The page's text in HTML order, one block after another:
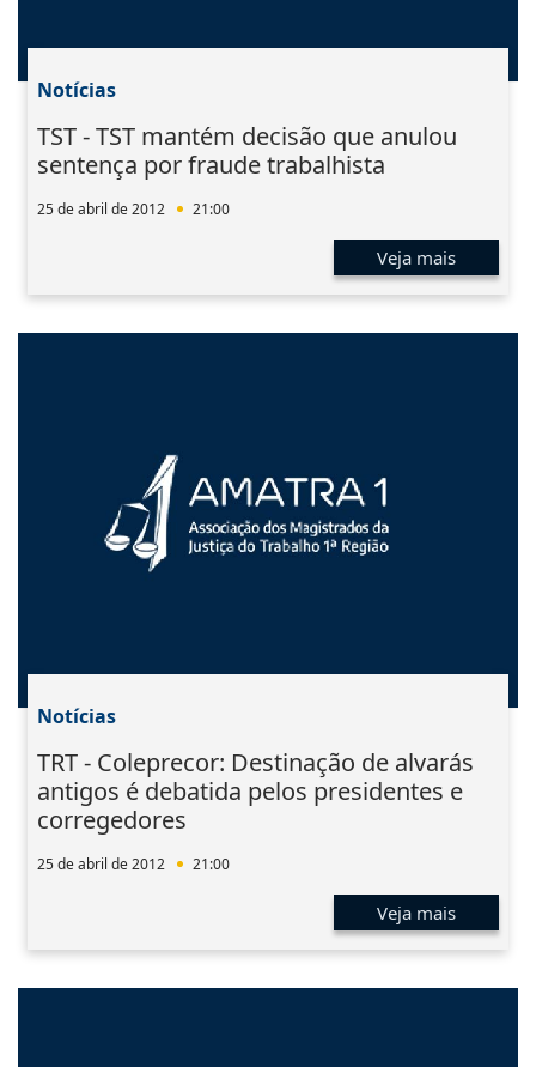
Notícias
TST - TST mantém decisão que anulou
sentença por fraude trabalhista
25 de abril de 2012 21:00
Veja mais
Notícias
TRT - Coleprecor: Destinação de alvarás
antigos é debatida pelos presidentes e
corregedores
25 de abril de 2012 21:00
Veja mais